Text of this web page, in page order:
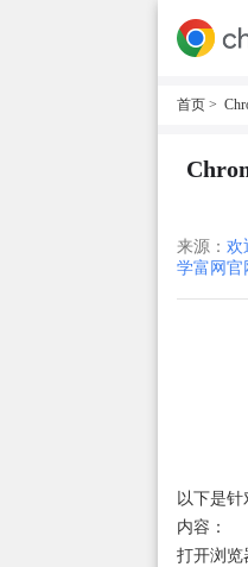
首页 >
来源： 欢
学富网官
以下是针
内容：
打开浏览